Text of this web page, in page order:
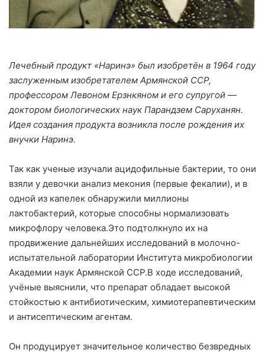
Лечебный продукт «Наринэ» был изобретён в 1964 году
заслуженным изобретателем Армянской ССР,
профессором Левоном Ерзнкяном и его супругой —
доктором биологических наук Парандзем Саруханян.
Идея создания продукта возникла после рождения их
внучки Наринэ.
Так как ученые изучали ацидофильные бактерии, то они
взяли у девочки анализ мекония (первые фекалии), и в
одной из капелек обнаружили миллионы
лактобактерий, которые способны нормализовать
микрофлору человека.Это подтолкнуло их на
продвижение дальнейших исследований в молочно-
испытательной лаборатории Института микробиологии
Академии наук Армянской ССР.В ходе исследований,
учёные выяснили, что препарат обладает высокой
стойкостью к антибиотическим, химиотерапевтическим
и антисептическим агентам.
Он продуцирует значительное количество безвредных